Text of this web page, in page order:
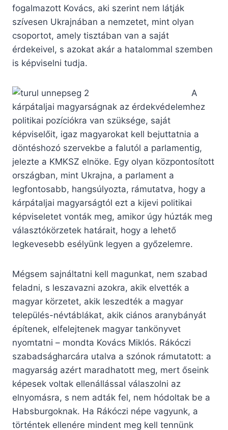
fogalmazott Kovács, aki szerint nem látják
szívesen Ukrajnában a nemzetet, mint olyan
csoportot, amely tisztában van a saját
érdekeivel, s azokat akár a hatalommal szemben
is képviselni tudja.
A
kárpátaljai magyarságnak az érdekvédelemhez
politikai pozíciókra van szüksége, saját
képviselőit, igaz magyarokat kell bejuttatnia a
döntéshozó szervekbe a falutól a parlamentig,
jelezte a KMKSZ elnöke. Egy olyan központosított
országban, mint Ukrajna, a parlament a
legfontosabb, hangsúlyozta, rámutatva, hogy a
kárpátaljai magyarságtól ezt a kijevi politikai
képviseletet vonták meg, amikor úgy húzták meg
választókörzetek határait, hogy a lehető
legkevesebb esélyünk legyen a győzelemre.
Mégsem sajnáltatni kell magunkat, nem szabad
feladni, s leszavazni azokra, akik elvették a
magyar körzetet, akik leszedték a magyar
település-névtáblákat, akik ciános aranybányát
építenek, elfelejtenek magyar tankönyvet
nyomtatni – mondta Kovács Miklós. Rákóczi
szabadságharcára utalva a szónok rámutatott: a
magyarság azért maradhatott meg, mert őseink
képesek voltak ellenállással válaszolni az
elnyomásra, s nem adták fel, nem hódoltak be a
Habsburgoknak. Ha Rákóczi népe vagyunk, a
történtek ellenére mindent meg kell tennünk